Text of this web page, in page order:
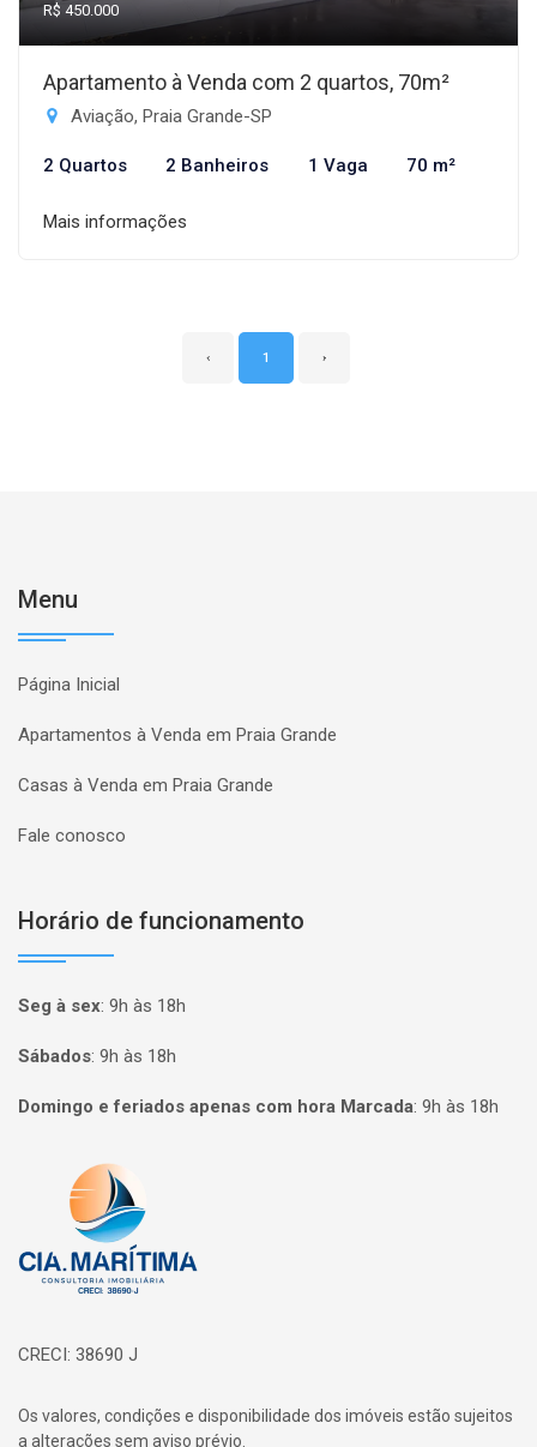
R$ 450.000
Apartamento à Venda com 2 quartos, 70m²
Aviação, Praia Grande-SP
2 Quartos 2 Banheiros 1 Vaga 70 m²
Mais informações
‹ 1 ›
Menu
Página Inicial
Apartamentos à Venda em Praia Grande
Casas à Venda em Praia Grande
Fale conosco
Horário de funcionamento
Seg à sex: 9h às 18h
Sábados: 9h às 18h
Domingo e feriados apenas com hora Marcada: 9h às 18h
Página inicial
CRECI: 38690 J
Os valores, condições e disponibilidade dos imóveis estão sujeitos
a alterações sem aviso prévio.